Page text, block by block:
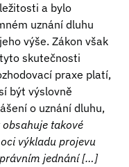
a bylo
uznání dluhu
výše. Zákon však
skutečnosti
praxe platí,
být výslovně
o uznání dluhu,
takové
výkladu projevu
jednání […]